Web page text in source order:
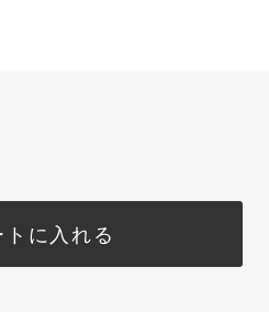
トに入れる